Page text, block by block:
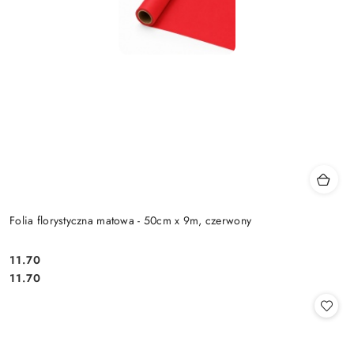
Folia florystyczna matowa - 50cm x 9m, czerwony
Cena:
11.70
Cena:
11.70